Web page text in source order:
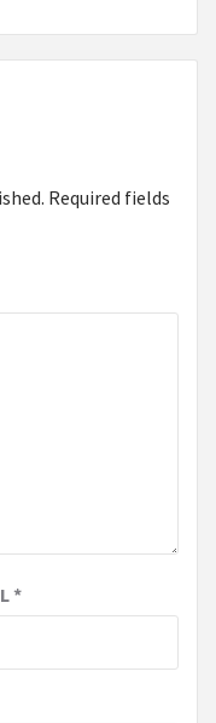
Required fields
*